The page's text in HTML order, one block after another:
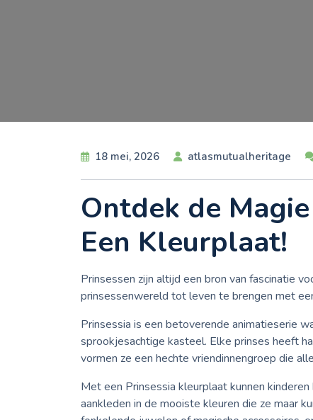
18 mei, 2026 atlasmutualheritage
Ontdek de
Een Kleurplaat!
Prinsessen zijn altijd een bron van fascinatie
prinsessenwereld tot leven te brengen met
Prinsessia is een betoverende animatieserie
sprookjesachtige kasteel. Elke prinses heeft
vormen ze een hechte vriendinnengroep die
Met een Prinsessia kleurplaat kunnen
aankleden in de mooiste kleuren die ze maar